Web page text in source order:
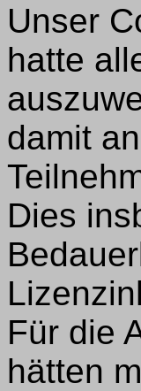
Unser
hatte
damit
Dies
Für die
hätten